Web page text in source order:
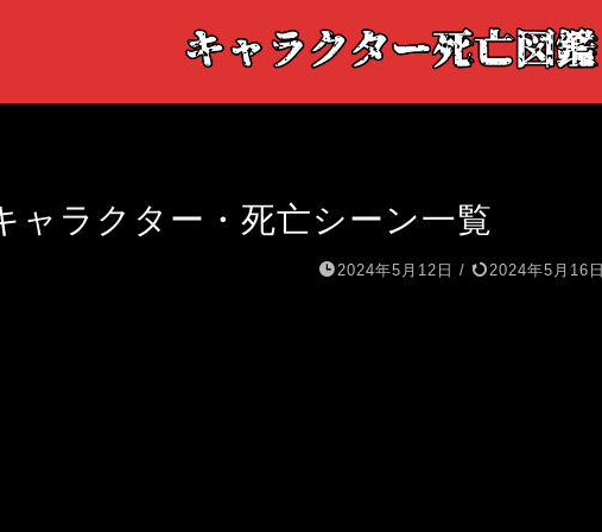
ャラクター・死亡シーン一覧
2024年5月12日 / 2024年5月16日